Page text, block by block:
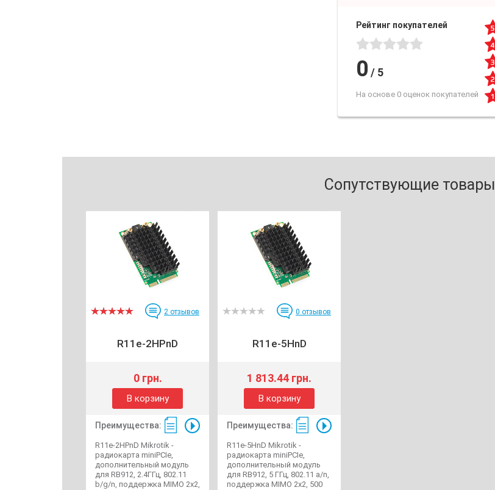
Рейтинг покупателей
0 / 5
На основе 0 оценок покупателей
Сопутствующие товары
2 отзывов
R11e-2HPnD
0 грн.
В корзину
Преимущества:
R11e-2HPnD Mikrotik -
радиокарта miniPCIe,
дополнительный модуль
для RB912, 2.4ГГц, 802.11
b/g/n, поддержка MIMO 2x2,
0 отзывов
R11e-5HnD
1 813.44 грн.
В корзину
Преимущества:
R11e-5HnD Mikrotik -
радиокарта miniPCIe,
дополнительный модуль
для RB912, 5 ГГц, 802.11 a/n,
поддержка MIMO 2x2, 500